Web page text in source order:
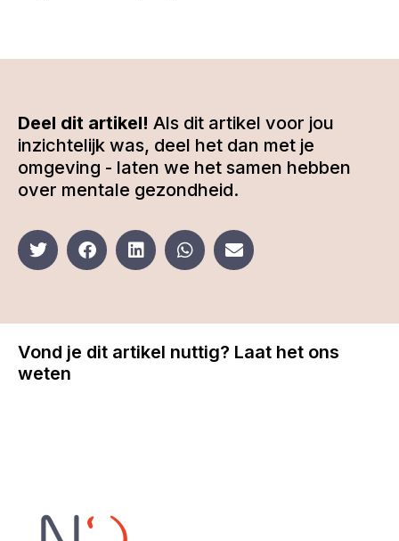
Deel dit artikel! Als dit artikel voor jou
inzichtelijk was, deel het dan met je
omgeving - laten we het samen hebben
over mentale gezondheid.
Vond je dit artikel nuttig? Laat het ons
weten